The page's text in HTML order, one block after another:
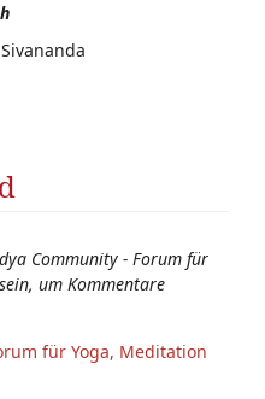
Community - Forum für
um Kommentare
für Yoga, Meditation